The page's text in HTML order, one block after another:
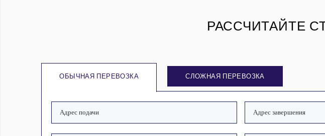
РАССЧИТАЙТЕ
ОБЫЧНАЯ ПЕРЕВОЗКА СЛОЖНАЯ ПЕРЕВОЗКА